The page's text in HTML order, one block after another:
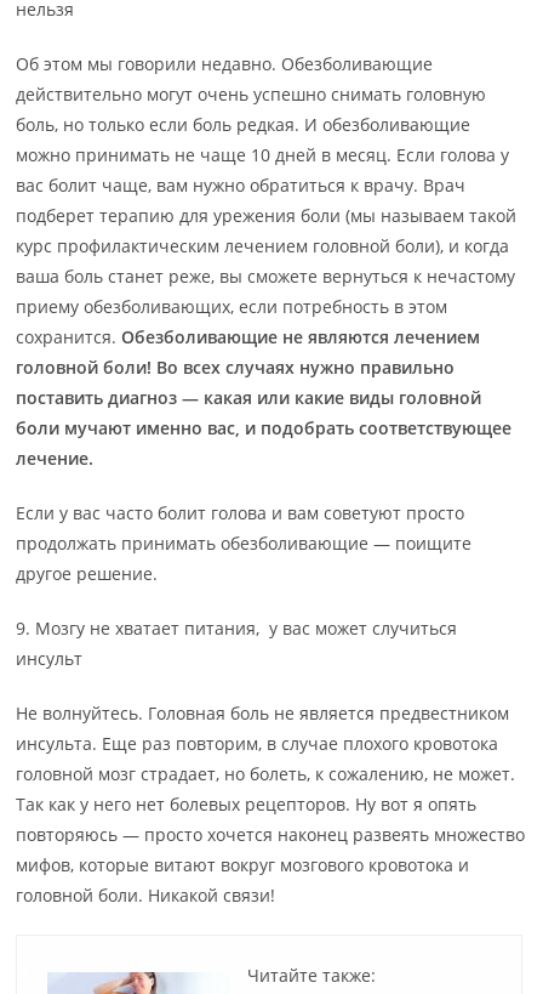
нельзя
Об этом мы говорили недавно. Обезболивающие
действительно могут очень успешно снимать головную
боль, но только если боль редкая. И обезболивающие
можно принимать не чаще 10 дней в месяц. Если голова у
вас болит чаще, вам нужно обратиться к врачу. Врач
подберет терапию для урежения боли (мы называем такой
курс профилактическим лечением головной боли), и когда
ваша боль станет реже, вы сможете вернуться к нечастому
приему обезболивающих, если потребность в этом
сохранится.Обезболивающие не являются лечением
головной боли! Во всех случаях нужно правильно
поставить диагноз — какая или какие виды головной
боли мучают именно вас, и подобрать соответствующее
лечение.
Если у вас часто болит голова и вам советуют просто
продолжать принимать обезболивающие — поищите
другое решение.
9. Мозгу не хватает питания, у вас может случиться
инсульт
Не волнуйтесь. Головная боль не является предвестником
инсульта. Еще раз повторим, в случае плохого кровотока
головной мозг страдает, но болеть, к сожалению, не может.
Так как у него нет болевых рецепторов. Ну вот я опять
повторяюсь — просто хочется наконец развеять множество
мифов, которые витают вокруг мозгового кровотока и
головной боли. Никакой связи!
Читайте также: